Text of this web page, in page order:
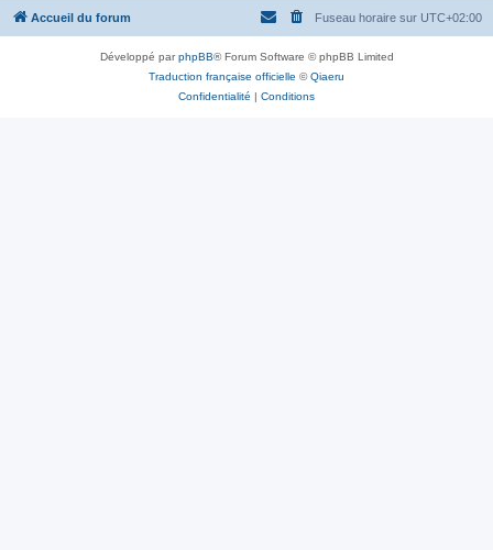
Accueil du forum Fuseau horaire sur UTC+02:00
Développé parphpBB® Forum Software © phpBB Limited
Traduction française officielle ©Qiaeru
Confidentialité | Conditions